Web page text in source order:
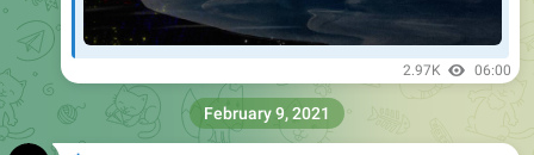
2.97K 06:00
February 9, 2021